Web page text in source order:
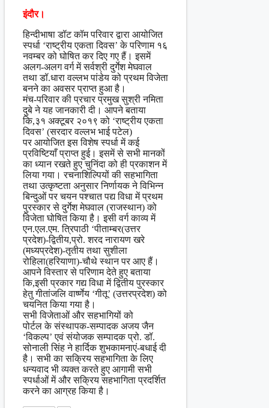
इंदौर।
हिन्दीभाषा डॉट कॉम परिवार द्वारा आयोजित
स्पर्धा ‘राष्ट्रीय एकता दिवस’ के परिणाम १६
नवम्बर को घोषित कर दिए गए हैं। इसमें
अलग-अलग वर्ग में सर्वश्री दुर्गेश मेघवाल
तथा डॉ.धारा वल्लभ पांडेय को प्रथम विजेता
बनने का अवसर प्राप्त हुआ है।
मंच-परिवार की प्रचार प्रमुख सुश्री नमिता
दुबे ने यह जानकारी दी। आपने बताया
कि,३१ अक्टूबर २०१९ को ‘राष्ट्रीय एकता
दिवस’ (सरदार वल्लभ भाई पटेल)
पर आयोजित इस विशेष स्पर्धा में कई
प्रविष्टियाँ प्राप्त हुई। इसमें से सभी मानकों
का ध्यान रखते हुए चुनिंदा को ही प्रकाशन में
लिया गया। रचनाशिल्पियों की सहभागिता
तथा उत्कृष्टता अनुसार निर्णायक ने विभिन्न
बिन्दुओं पर चयन पश्चात पद्य विधा में प्रथम
पुरस्कार से दुर्गेश मेघवाल (राजस्थान) को
विजेता घोषित किया है। इसी वर्ग काव्य में
एन.एल.एम. त्रिपाठी ‘पीताम्बर(उत्तर
प्रदेश)-द्वितीय,प्रो. शरद नारायण खरे
(मध्यप्रदेश)-तृतीय तथा सुशीला
रोहिला(हरियाणा)-चौथे स्थान पर आए हैं।
आपने विस्तार से परिणाम देते हुए बताया
कि,इसी प्रकार गद्य विधा में द्वितीय पुरस्कार
हेतु गीतांजलि वार्ष्णेय ‘गीतू’ (उत्तरप्रदेश) को
चयनित किया गया है।
सभी विजेताओं और सहभागियों को
पोर्टल के संस्थापक-सम्पादक अजय जैन
‘विकल्प’ एवं संयोजक सम्पादक प्रो. डॉ.
सोनाली सिंह ने हार्दिक शुभकामनाएं-बधाई दी
है। सभी का सक्रिय सहभागिता के लिए
धन्यवाद भी व्यक्त करते हुए आगामी सभी
स्पर्धाओं में और सक्रिय सहभागिता प्रदर्शित
करने का आग्रह किया है।